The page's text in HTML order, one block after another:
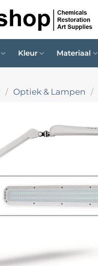
Kleur Materiaal
/ Optiek & Lampen /